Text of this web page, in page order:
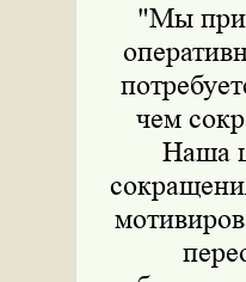
"Мы
чем
Наша